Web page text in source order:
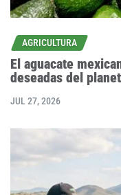
AGRICULTURA
El aguacate
deseadas del
JUL 27, 2026